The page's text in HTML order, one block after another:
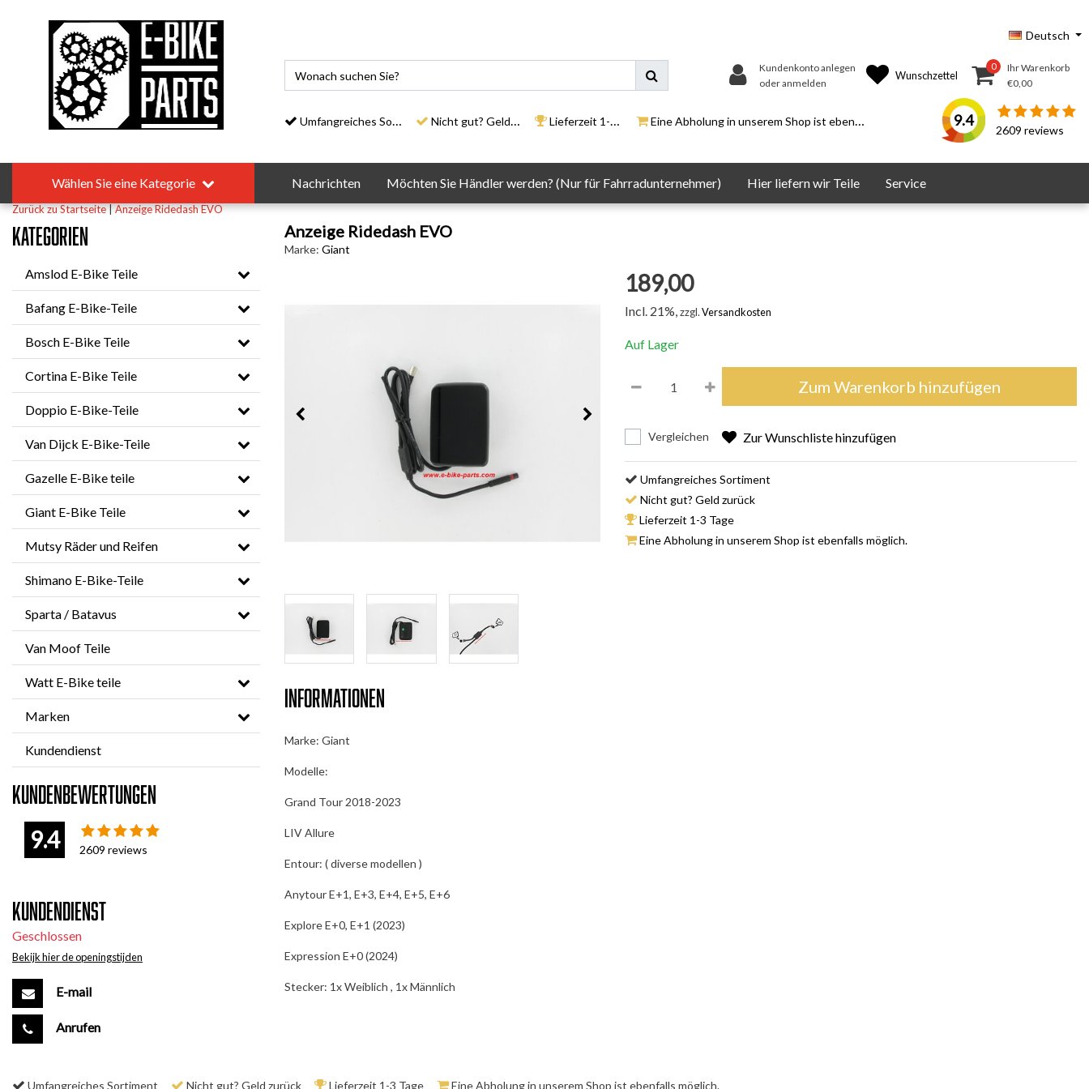
Deutsch
Kundenkonto anlegen
oder anmelden
Wunschzettel
0
Ihr Warenkorb
€0,00
Umfangreiches Sortiment Nicht gut? Geld zurück Lieferzeit 1-3 Tage Eine Abholung in unserem Shop ist ebenfalls möglich. 9.4
2609 reviews
Wählen Sie eine Kategorie Nachrichten Möchten Sie Händler werden? (Nur für Fahrradunternehmer) Hier liefern wir Teile Service
Zurück zu Startseite|Anzeige Ridedash EVO
Kategorien
Amslod E-Bike Teile
Bafang E-Bike-Teile
Bosch E-Bike Teile
Cortina E-Bike Teile
Doppio E-Bike-Teile
Van Dijck E-Bike-Teile
Gazelle E-Bike teile
Giant E-Bike Teile
Mutsy Räder und Reifen
Shimano E-Bike-Teile
Sparta / Batavus
Van Moof Teile
Watt E-Bike teile
Marken
Kundendienst
Kundenbewertungen
9.4
2609 reviews
Kundendienst
Geschlossen
Bekijk hier de openingstijden
E-mail
Anrufen
Anzeige Ridedash EVO
Marke: Giant
189,00
Incl. 21%,zzgl.Versandkosten
Auf Lager
Zum Warenkorb hinzufügen
Vergleichen Zur Wunschliste hinzufügen
Umfangreiches Sortiment
Nicht gut? Geld zurück
Lieferzeit 1-3 Tage
Eine Abholung in unserem Shop ist ebenfalls möglich.
Informationen
Marke: Giant
Modelle:
Grand Tour 2018-2023
LIV Allure
Entour: ( diverse modellen )
Anytour E+1, E+3, E+4, E+5, E+6
Explore E+0, E+1 (2023)
Expression E+0 (2024)
Stecker: 1x Weiblich , 1x Männlich
Umfangreiches Sortiment Nicht gut? Geld zurück Lieferzeit 1-3 Tage Eine Abholung in unserem Shop ist ebenfalls möglich.